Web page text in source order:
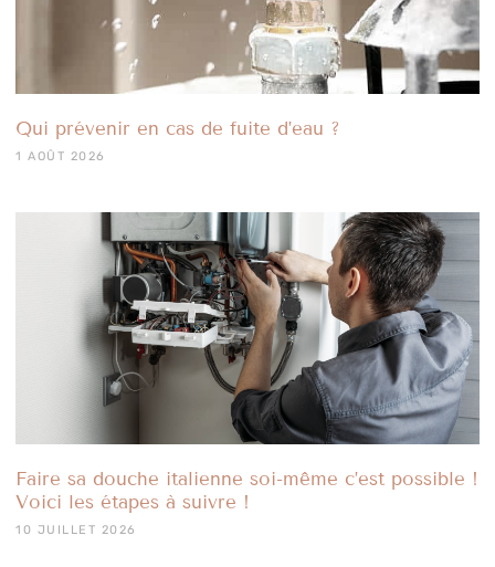
Qui prévenir en cas de fuite d’eau ?
1 AOÛT 2026
Faire sa douche italienne soi-même c’est possible !
Voici les étapes à suivre !
10 JUILLET 2026